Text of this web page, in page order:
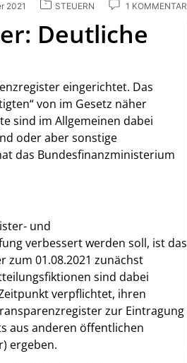
2021 STEUERN 1 KOMMENTAR
Deutliche
eingerichtet. Das
von im Gesetz näher
sind im Allgemeinen dabei
oder aber sonstige
das Bundesfinanzministerium
und
verbessert werden soll, ist das
zum 01.08.2021 zunächst
sind dabei
verpflichtet, ihren
zur Eintragung
aus anderen öffentlichen
ergeben.